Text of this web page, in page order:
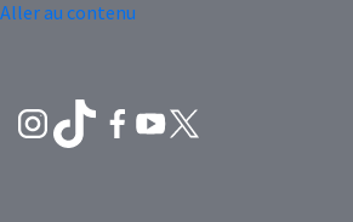
Aller au contenu